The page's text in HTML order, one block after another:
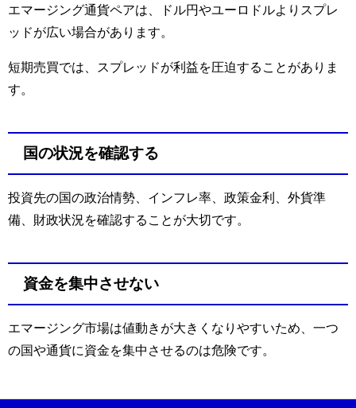
エマージング通貨ペアは、ドル円やユーロドルよりスプレ
ッドが広い場合があります。
短期売買では、スプレッドが利益を圧迫することがありま
す。
国の状況を確認する
投資先の国の政治情勢、インフレ率、政策金利、外貨準
備、財政状況を確認することが大切です。
資金を集中させない
エマージング市場は値動きが大きくなりやすいため、一つ
の国や通貨に資金を集中させるのは危険です。